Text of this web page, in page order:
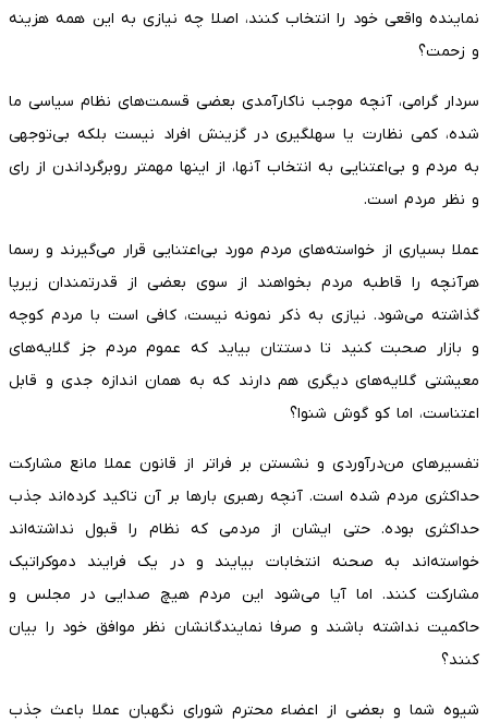
نماینده واقعی خود را انتخاب کنند، اصلا چه نیازی به این همه هزینه
و زحمت؟
سردار گرامی، آنچه موجب ناکارآمدی بعضی قسمت‌های نظام سیاسی ما
شده، کمی نظارت یا سهلگیری در گزینش افراد نیست بلکه بی‌توجهی
به مردم و بی‌اعتنایی به انتخاب آنها، از اینها مهمتر روبرگرداندن از رای
و نظر مردم است.
عملا بسیاری از خواسته‌های مردم مورد بی‌اعتنایی قرار می‌گیرند و رسما
هرآنچه را قاطبه مردم بخواهند از سوی بعضی از قدرتمندان زیرپا
گذاشته می‌شود. نیازی به ذکر نمونه نیست، کافی است با مردم کوچه
و بازار صحبت کنید تا دستتان بیاید که عموم مردم جز گلایه‌های
معیشتی گلایه‌های دیگری هم دارند که به همان اندازه جدی و قابل
اعتناست، اما کو گوش شنوا؟
تفسیرهای من‌درآوردی و نشستن بر فراتر از قانون عملا مانع مشارکت
حداکثری مردم شده است. آنچه رهبری بارها بر آن تاکید کرده‌اند جذب
حداکثری بوده. حتی ایشان از مردمی که نظام را قبول نداشته‌اند
خواسته‌اند به صحنه انتخابات بیایند و در یک فرایند دموکراتیک
مشارکت کنند. اما آیا می‌شود این مردم هیچ صدایی در مجلس و
حاکمیت نداشته باشند و صرفا نمایندگانشان نظر موافق خود را بیان
کنند؟
شیوه شما و بعضی از اعضاء محترم شورای نگهبان عملا باعث جذب